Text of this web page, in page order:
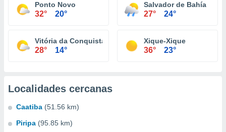
Ponto Novo
32° 20°
Salvador de Bahía
27° 24°
Vitória da Conquista
28° 14°
Xique-Xique
36° 23°
Localidades cercanas
Caatiba (51.56 km)
Piripa (95.85 km)